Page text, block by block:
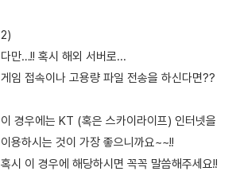
2)
다만…!! 혹시 해외 서버로...
게임 접속이나 고용량 파일 전송을 하신다면??
이 경우에는 KT (혹은 스카이라이프) 인터넷을
이용하시는 것이 가장 좋으니까요~~!!
혹시 이 경우에 해당하시면 꼭꼭 말씀해주세요!!